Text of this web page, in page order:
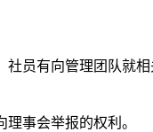
员有向管理团队就相
事会举报的权利。